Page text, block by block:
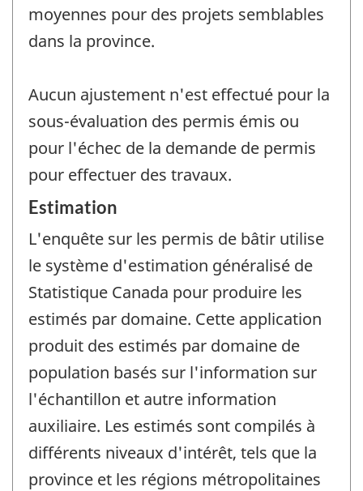
moyennes pour des projets semblables
dans la province.
Aucun ajustement n'est effectué pour la
sous-évaluation des permis émis ou
pour l'échec de la demande de permis
pour effectuer des travaux.
Estimation
L'enquête sur les permis de bâtir utilise
le système d'estimation généralisé de
Statistique Canada pour produire les
estimés par domaine. Cette application
produit des estimés par domaine de
population basés sur l'information sur
l'échantillon et autre information
auxiliaire. Les estimés sont compilés à
différents niveaux d'intérêt, tels que la
province et les régions métropolitaines